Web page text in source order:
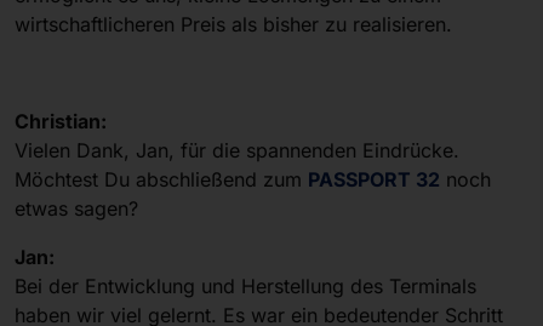
wirtschaftlicheren Preis als bisher zu realisieren.
Christian:
Vielen Dank, Jan, für die spannenden Eindrücke.
Möchtest Du abschließend zum PASSPORT 32 noch
etwas sagen?
Jan:
Bei der Entwicklung und Herstellung des Terminals
haben wir viel gelernt. Es war ein bedeutender Schritt